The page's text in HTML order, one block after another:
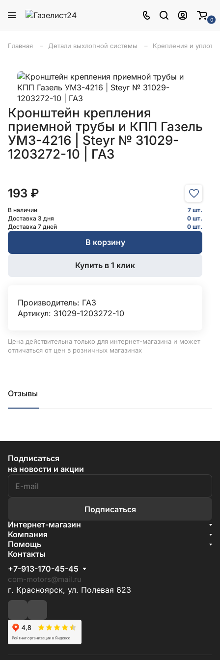
0
Главная Детали выхлопной системы Крепления и
Кронштейн крепления
приемной трубы и КПП Газель
УМЗ-4216 | Steyr № 31029-
1203272-10 | ГАЗ
193 ₽
В наличии
7 шт.
Доставка 3 дня
0 шт.
Доставка 7 дней
0 шт.
В корзину
Купить в 1 клик
Производитель: ГАЗ
Артикул: 31029-1203272-10
Цена действительна только для интернет-магазина и может
отличаться от цен в розничных магазинах
Отзывы
Подписаться
на новости и акции
Подписаться
Интернет-магазин
Акции
Бренды
Компания
О компании
Документы
Условия поставки
Отзывы
Помощь
Условия доставки
Способы оплаты
Гарантия на товар
Контакты
+7-913-170-45-45
com-motors@mail.ru
г. Красноярск, ул. Полевая 623